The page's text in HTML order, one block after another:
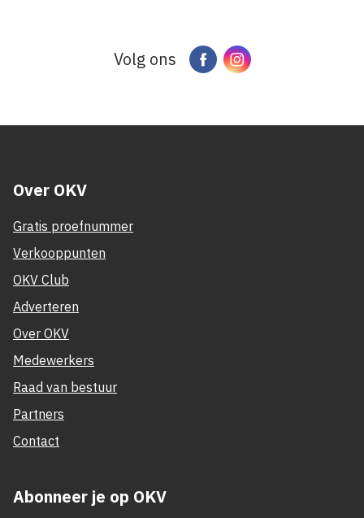
Volg ons FacebookInstagram
Over OKV
Gratis proefnummer
Verkooppunten
OKV Club
Adverteren
Over OKV
Medewerkers
Raad van bestuur
Partners
Contact
Abonneer je op OKV